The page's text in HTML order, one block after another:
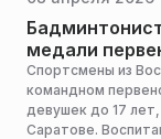
медали
Спортсмены из
командном
девушек до 17
Саратове.